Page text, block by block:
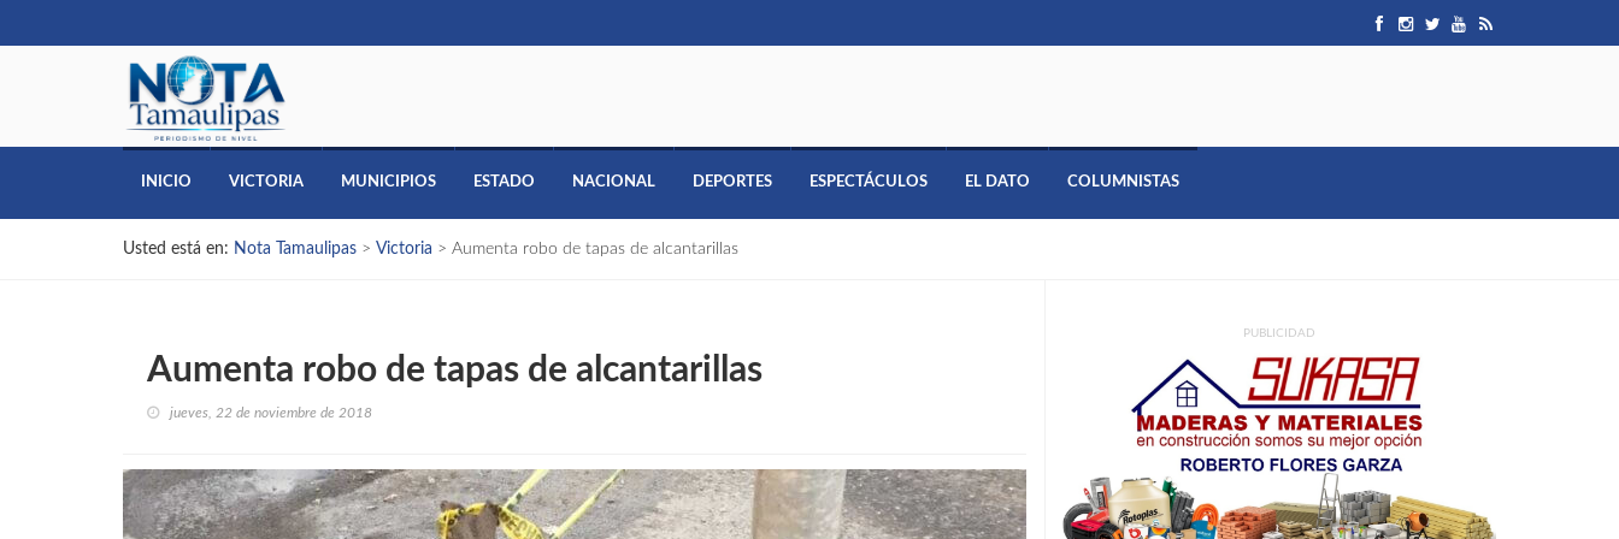
INICIO VICTORIA MUNICIPIOS ESTADO NACIONAL DEPORTES ESPECTÁCULOS EL DATO COLUMNISTAS
Usted está en: Nota Tamaulipas > Victoria > Aumenta robo de tapas de alcantarillas
Aumenta robo de tapas de alcantarillas
jueves, 22 de noviembre de 2018
PUBLICIDAD